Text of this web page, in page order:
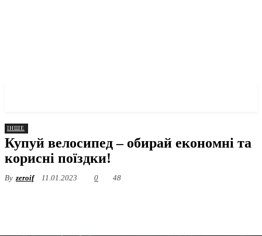
ІНШЕ
Купуй велосипед – обирай економні та
корисні поїздки!
By zeroif 11.01.2023 0 48